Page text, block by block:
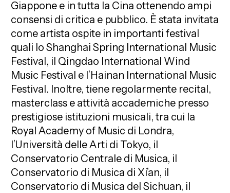
Giappone e in tutta la Cina ottenendo ampi
consensi di critica e pubblico. È stata invitata
come artista ospite in importanti festival
quali lo Shanghai Spring International Music
Festival, il Qingdao International Wind
Music Festival e l’Hainan International Music
Festival. Inoltre, tiene regolarmente recital,
masterclass e attività accademiche presso
prestigiose istituzioni musicali, tra cui la
Royal Academy of Music di Londra,
l’Università delle Arti di Tokyo, il
Conservatorio Centrale di Musica, il
Conservatorio di Musica di Xi’an, il
Conservatorio di Musica del Sichuan, il